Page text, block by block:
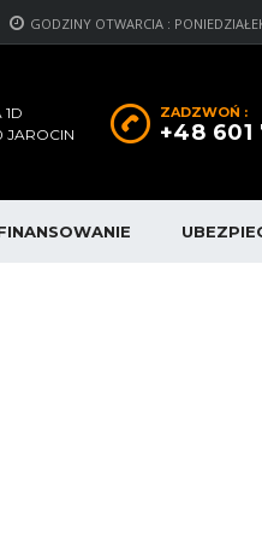
GODZINY OTWARCIA :
ZADZWOŃ :
+48 601
JAROCIN